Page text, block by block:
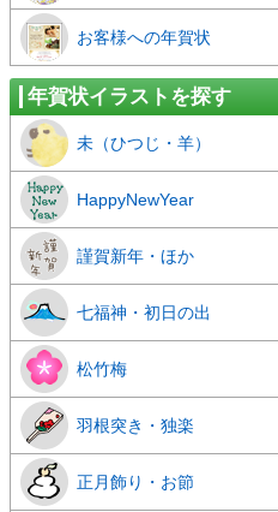
お客様への年賀状
年賀状イラストを探す
未（ひつじ・羊）
HappyNewYear
謹賀新年・ほか
七福神・初日の出
松竹梅
羽根突き・独楽
正月飾り・お節